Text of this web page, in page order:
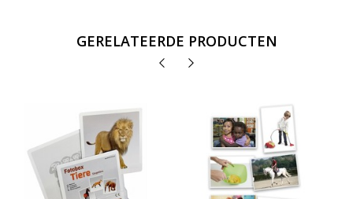
GERELATEERDE PRODUCTEN